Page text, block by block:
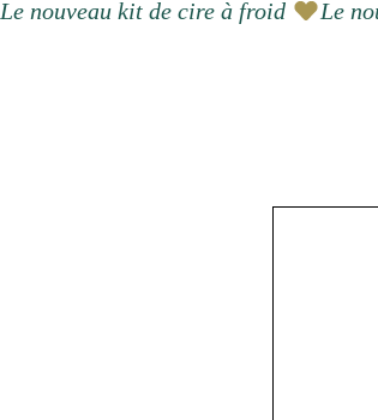
Le nouveau kit de cire à froid